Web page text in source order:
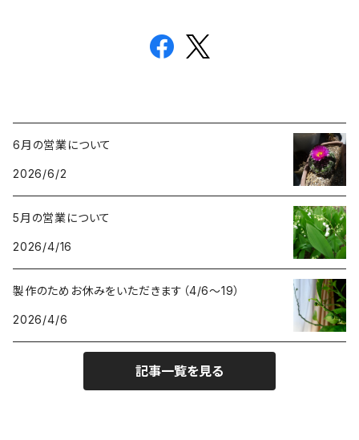
6月の営業について
2026/6/2
5月の営業について
2026/4/16
製作のためお休みをいただきます（4/6〜19）
2026/4/6
記事一覧を見る